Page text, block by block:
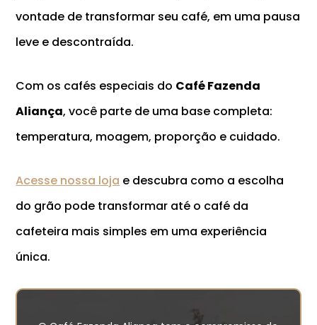
vontade de transformar seu café, em uma pausa
leve e descontraída.
Com os cafés especiais do Café Fazenda
Aliança, você parte de uma base completa:
temperatura, moagem, proporção e cuidado.
Acesse nossa loja e descubra como a escolha
do grão pode transformar até o café da
cafeteira mais simples em uma experiência
única.